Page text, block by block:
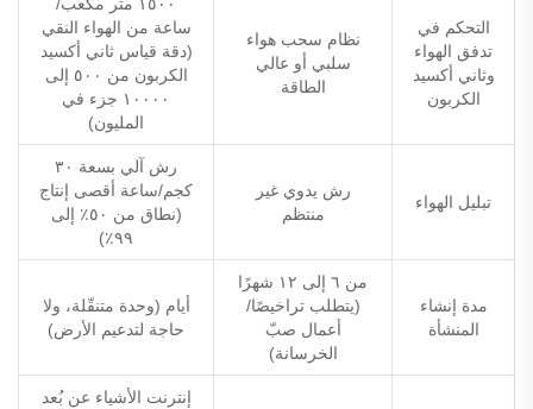
التحكم في
تدفق الهواء
وثاني أكسيد
الكربون
نظام سحب هواء
سلبي أو عالي
الطاقة
ساعة من الهواء النقي
(دقة قياس ثاني أكسيد
الكربون من ٥٠٠ إلى
١٠٠٠٠ جزء في
المليون)
تبليل الهواء
رش يدوي غير
منتظم
رش آلي بسعة ٣٠
كجم/ساعة أقصى إنتاج
(نطاق من ٥٠٪ إلى
٩٩٪)
مدة إنشاء
المنشأة
من ٦ إلى ١٢ شهرًا
(يتطلب تراخيصًا/
أعمال صبّ
الخرسانة)
أيام (وحدة متنقّلة، ولا
حاجة لتدعيم الأرض)
إنترنت الأشياء عن بُعد